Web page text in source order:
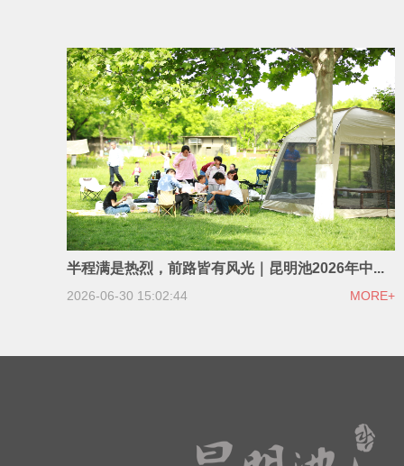
半程满是热烈，前路皆有风光｜昆明池2026年中...
2026-06-30 15:02:44 MORE+